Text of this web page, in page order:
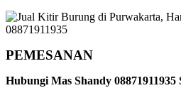
PEMESANAN
Hubungi Mas Shandy